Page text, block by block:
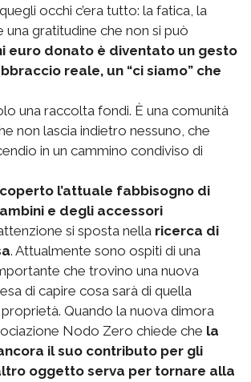
occhi c’era tutto: la fatica, la
una gratitudine che non si può
euro donato è diventato un gesto
reale, un “ci siamo” che
una raccolta fondi. È una comunità
non lascia indietro nessuno, che
in un cammino condiviso di
l’attuale fabbisogno di
e degli accessori
si sposta nella ricerca di
. Attualmente sono ospiti di una
che trovino una nuova
di capire cosa sarà di quella
Quando la nuova dimora
Nodo Zero chiede che la
il suo contributo per gli
oggetto serva per tornare alla